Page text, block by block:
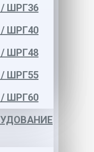
ШРГ36
ШРГ40
ШРГ48
ШРГ55
ШРГ60